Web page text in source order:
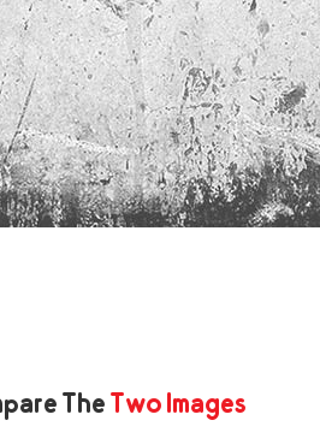
TheTwo Images